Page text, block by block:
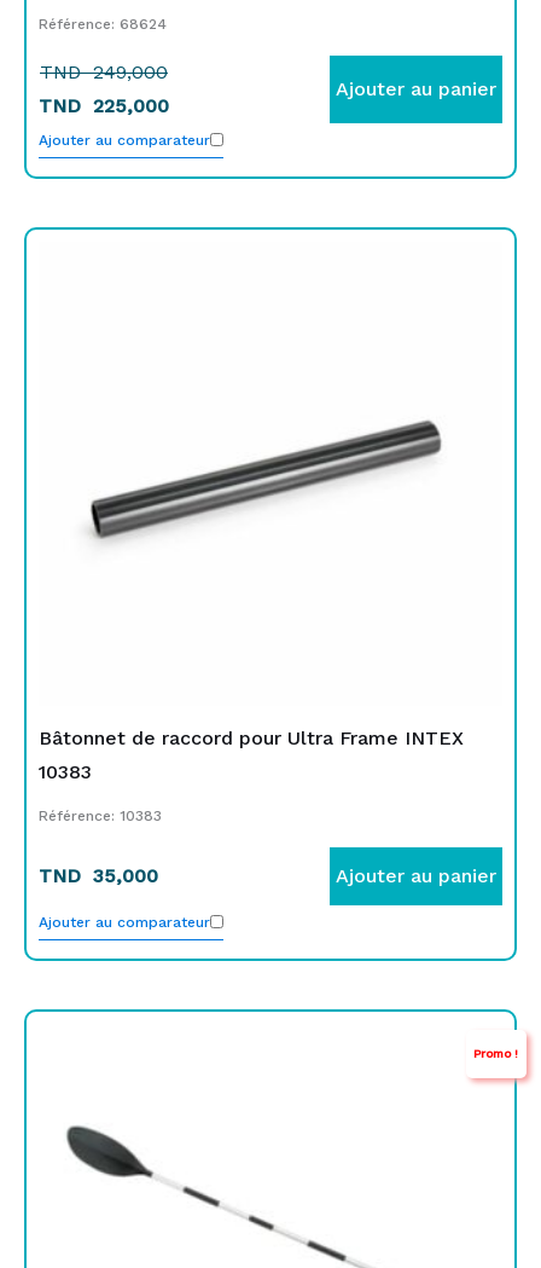
Référence: 68624
TND249,000
TND 225,000
Ajouter au panier
Ajouter au comparateur
Bâtonnet de raccord pour Ultra Frame INTEX
10383
Référence: 10383
TND 35,000 Ajouter au panier
Ajouter au comparateur
Promo !
était :
TND
149,000.
est :
TND
109,000.